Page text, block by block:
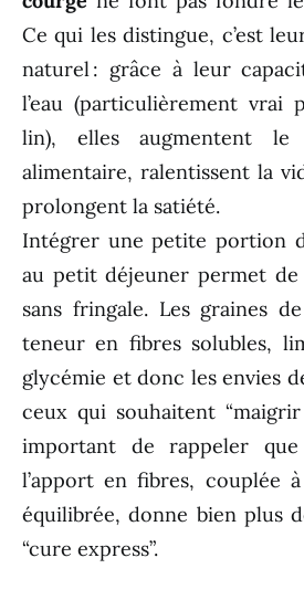
Ce qui les distingue, c’est
naturel : grâce à leur
l’eau (particulièrement
lin), elles augmentent
alimentaire, ralentissent la
prolongent la satiété.
Intégrer une petite portion
au petit déjeuner permet de
sans fringale. Les graines
teneur en fibres solubles,
glycémie et donc les envies
ceux qui souhaitent
important de rappeler
l’apport en fibres, couplée
équilibrée, donne bien plus
“cure express”.